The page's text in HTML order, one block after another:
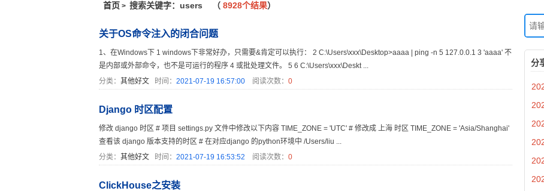
首页 > 搜索关键字：users （ 8928个结果）
关于OS命令注入的闭合问题
1、在Windows下 1 windows下非常好办，只需要&肯定可以执行： 2 C:\Users\xxx\Desktop>aaaa | ping -n 5 127.0.0.1 3 'aaaa' 不
是内部或外部命令，也不是可运行的程序 4 或批处理文件。 5 6 C:\Users\xxx\Deskt ...
分类： 其他好文时间： 2021-07-19 16:57:00阅读次数： 0
Django 时区配置
修改 django 时区 # 项目 settings.py 文件中修改以下内容 TIME_ZONE = 'UTC' # 修改成 上海 时区 TIME_ZONE = 'Asia/Shanghai'
查看该 django 版本支持的时区 # 在对应django 的python环境中 /Users/liu ...
分类： 其他好文时间： 2021-07-19 16:53:52 阅读次数： 0
ClickHouse之安装
分